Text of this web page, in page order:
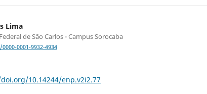
Lima
de São Carlos - Campus Sorocaba
0001-9932-4934
10.14244/enp.v2i2.77